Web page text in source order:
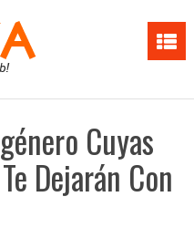
Cuyas
Dejarán Con